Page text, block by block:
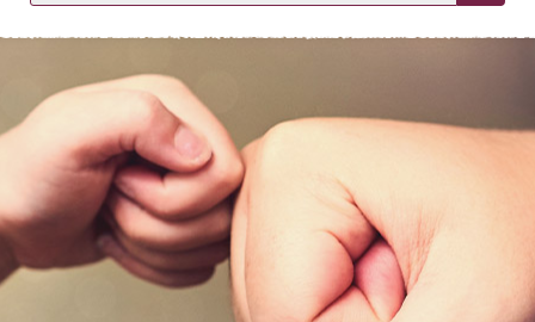
Etkö ole vielä asiakkaamme?
Luo asiakastili tästä!